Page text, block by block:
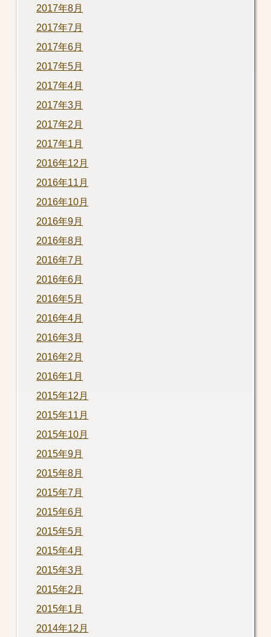
2017年8月
2017年7月
2017年6月
2017年5月
2017年4月
2017年3月
2017年2月
2017年1月
2016年12月
2016年11月
2016年10月
2016年9月
2016年8月
2016年7月
2016年6月
2016年5月
2016年4月
2016年3月
2016年2月
2016年1月
2015年12月
2015年11月
2015年10月
2015年9月
2015年8月
2015年7月
2015年6月
2015年5月
2015年4月
2015年3月
2015年2月
2015年1月
2014年12月